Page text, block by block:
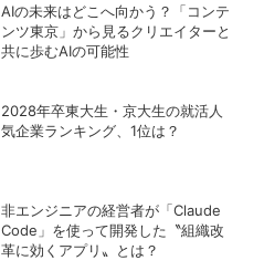
AIの未来はどこへ向かう？「コンテ
ンツ東京」から見るクリエイターと
共に歩むAIの可能性
2028年卒東大生・京大生の就活人
気企業ランキング、1位は？
非エンジニアの経営者が「Claude
Code」を使って開発した〝組織改
革に効くアプリ〟とは？